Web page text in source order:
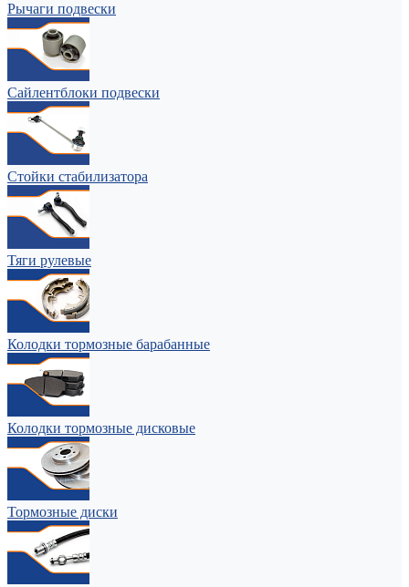
Рычаги подвески
Сайлентблоки подвески
Стойки стабилизатора
Тяги рулевые
Колодки тормозные барабанные
Колодки тормозные дисковые
Тормозные диски